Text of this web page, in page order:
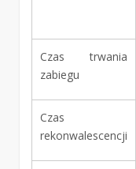
Czas trwania
zabiegu
Czas
rekonwalescencji